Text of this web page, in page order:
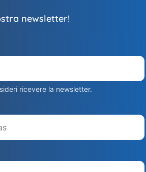
newsletter!
ricevere la newsletter.